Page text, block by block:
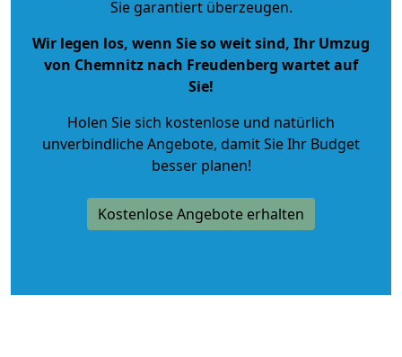
Sie garantiert überzeugen.
Wir legen los, wenn Sie so weit sind, Ihr Umzug
von Chemnitz nach Freudenberg wartet auf
Sie!
Holen Sie sich kostenlose und natürlich
unverbindliche Angebote, damit Sie Ihr Budget
besser planen!
Kostenlose Angebote erhalten